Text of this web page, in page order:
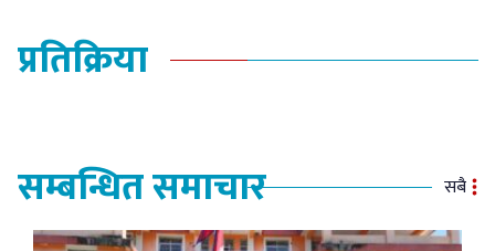
प्रतिक्रिया
सम्बन्धित समाचार सबै